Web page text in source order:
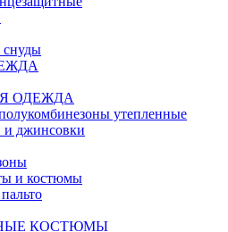
ОДЕЖДА
утепленные
и джинсовки
и костюмы
КОСТЮМЫ